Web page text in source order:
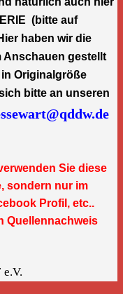
(bitte auf
haben wir die
Anschauen gestellt
Originalgröße
bitte an unseren
Sie diese
sondern nur im
Profil, etc..
Quellennachweis